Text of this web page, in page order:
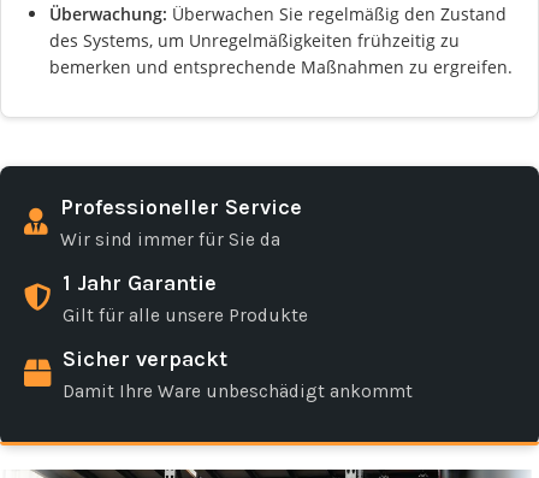
Überwachung: Überwachen Sie regelmäßig den Zustand
des Systems, um Unregelmäßigkeiten frühzeitig zu
bemerken und entsprechende Maßnahmen zu ergreifen.
Professioneller Service
Wir sind immer für Sie da
1 Jahr Garantie
Gilt für alle unsere Produkte
Sicher verpackt
Damit Ihre Ware unbeschädigt ankommt